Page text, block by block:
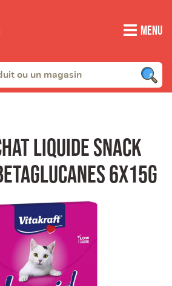
Menu
liquide snack
6x15g